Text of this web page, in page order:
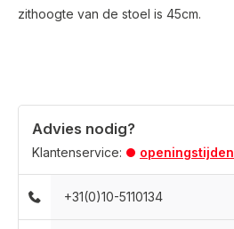
zithoogte van de stoel is 45cm.
Advies nodig?
Klantenservice: openingstijden
+31(0)10-5110134